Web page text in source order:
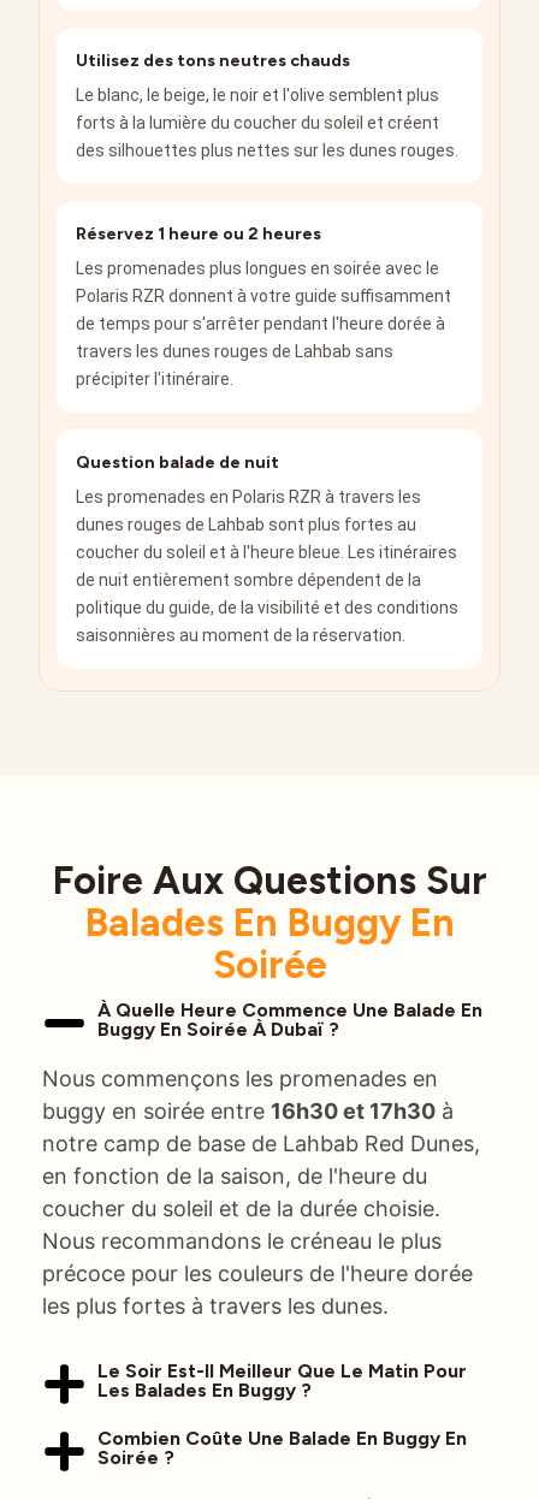
Utilisez des tons neutres chauds
Le blanc, le beige, le noir et l'olive semblent plus
forts à la lumière du coucher du soleil et créent
des silhouettes plus nettes sur les dunes rouges.
Réservez 1 heure ou 2 heures
Les promenades plus longues en soirée avec le
Polaris RZR donnent à votre guide suffisamment
de temps pour s'arrêter pendant l'heure dorée à
travers les dunes rouges de Lahbab sans
précipiter l'itinéraire.
Question balade de nuit
Les promenades en Polaris RZR à travers les
dunes rouges de Lahbab sont plus fortes au
coucher du soleil et à l'heure bleue. Les itinéraires
de nuit entièrement sombre dépendent de la
politique du guide, de la visibilité et des conditions
saisonnières au moment de la réservation.
Foire Aux Questions Sur
Balades En Buggy En
Soirée
À Quelle Heure Commence Une Balade En
Buggy En Soirée À Dubaï ?
Nous commençons les promenades en
buggy en soirée entre 16h30 et 17h30 à
notre camp de base de Lahbab Red Dunes,
en fonction de la saison, de l'heure du
coucher du soleil et de la durée choisie.
Nous recommandons le créneau le plus
précoce pour les couleurs de l'heure dorée
les plus fortes à travers les dunes.
Le Soir Est-Il Meilleur Que Le Matin Pour
Les Balades En Buggy ?
Combien Coûte Une Balade En Buggy En
Soirée ?